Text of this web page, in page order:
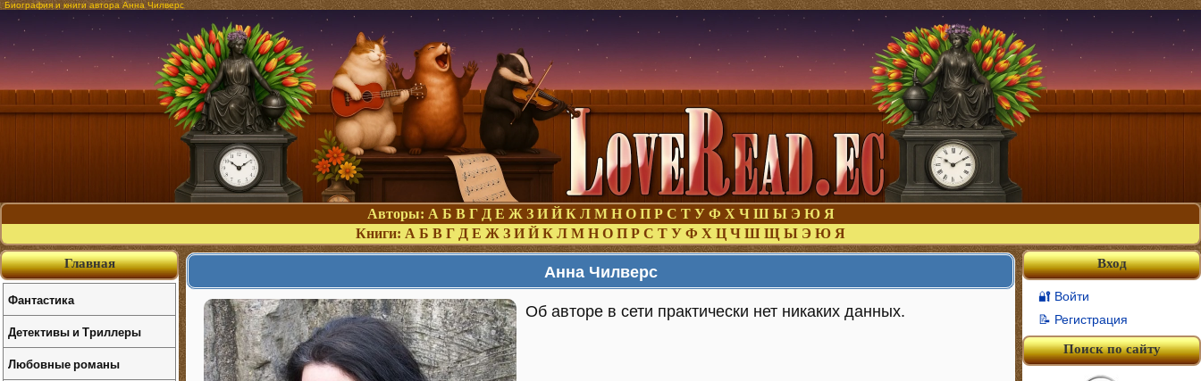
Биография и книги автора Анна Чилверс
Авторы: А Б В Г Д Е Ж З И Й К Л М Н О П Р С Т У Ф Х Ч Ш Ы Э Ю Я
Книги: А Б В Г Д Е Ж З И Й К Л М Н О П Р С Т У Ф Х Ц Ч Ш Щ Ы Э Ю Я
Анна Чилверс
Об авторе в сети практически нет никаких данных.
Вход
🔐 Войти
📝 Регистрация
Поиск по сайту
Главная
Фантастика
Детективы и Триллеры
Любовные романы